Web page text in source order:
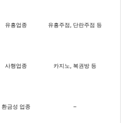
유흥업종 유흥주점, 단란주점 등
사행업종 카지노, 복권방 등
환금성 업종 –